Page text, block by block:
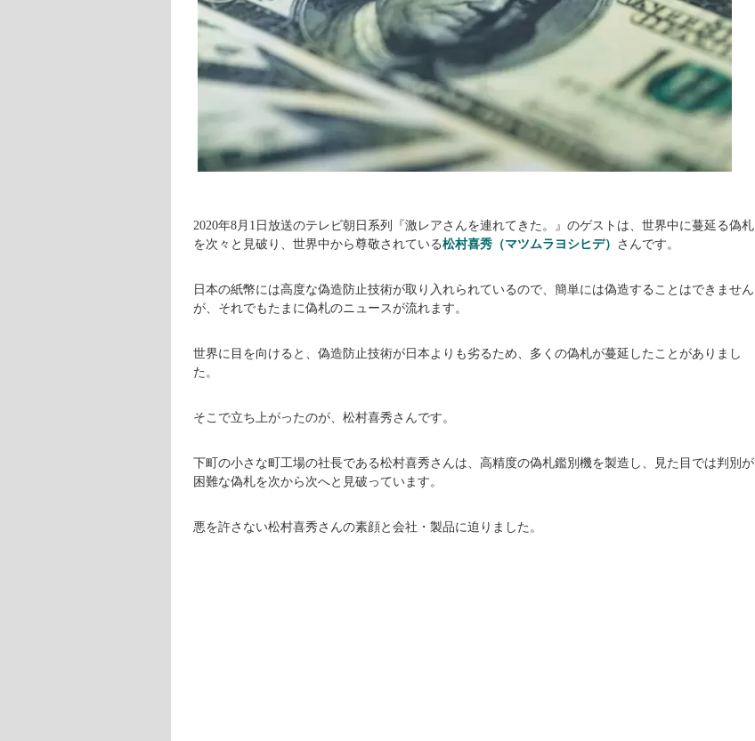
2020年8月1日放送のテレビ朝日系列『激レアさんを連れてきた。』のゲストは、世界中に蔓延る偽札
を次々と見破り、世界中から尊敬されている松村喜秀（マツムラヨシヒデ） さんです。
日本の紙幣には高度な偽造防止技術が取り入れられているので、簡単には偽造することはできません
が、それでもたまに偽札のニュースが流れます。
世界に目を向けると、偽造防止技術が日本よりも劣るため、多くの偽札が蔓延したことがありまし
た。
そこで立ち上がったのが、松村喜秀さんです。
下町の小さな町工場の社長である松村喜秀さんは、高精度の偽札鑑別機を製造し、見た目では判別が
困難な偽札を次から次へと見破っています。
悪を許さない松村喜秀さんの素顔と会社・製品に迫りました。